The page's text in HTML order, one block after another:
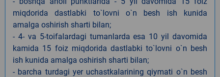
miqdorida dastlabki to`lovni o`n besh ish kunida
amalga oshirish sharti bilan;
- 4- va 5-toifalardagi tumanlarda esa 10 yil davomida
kamida 15 foiz miqdorida dastlabki to`lovni o`n besh
ish kunida amalga oshirish sharti bilan;
- barcha turdagi yer uchastkalarining qiymati o`n besh